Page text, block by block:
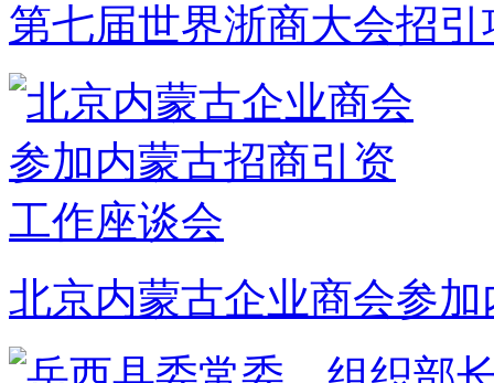
第七届世界浙商大会招
北京内蒙古企业商会参